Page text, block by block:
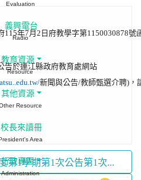
115年7月2日府教學字第1150030878號
告於連江縣政府教育處網站
新聞與公告/教師甄選介聘)，
第1學期第1次公告第1次...
Evaluation
義興電台
Radio
教育資源
Resource
其他資源
Resource
校長來讀冊
Area
政專區
Administration